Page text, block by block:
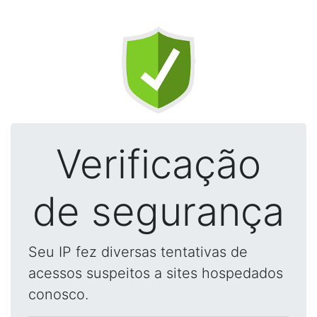
Verificação
de segurança
Seu IP fez diversas tentativas de
acessos suspeitos a sites hospedados
conosco.